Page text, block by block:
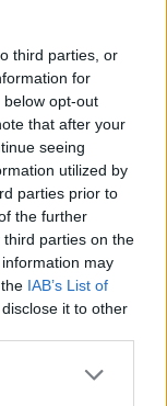
third parties, or
for
opt-out
that after your
seeing
utilized by
parties prior to
the further
parties on the
may
IAB’s List of
it to other